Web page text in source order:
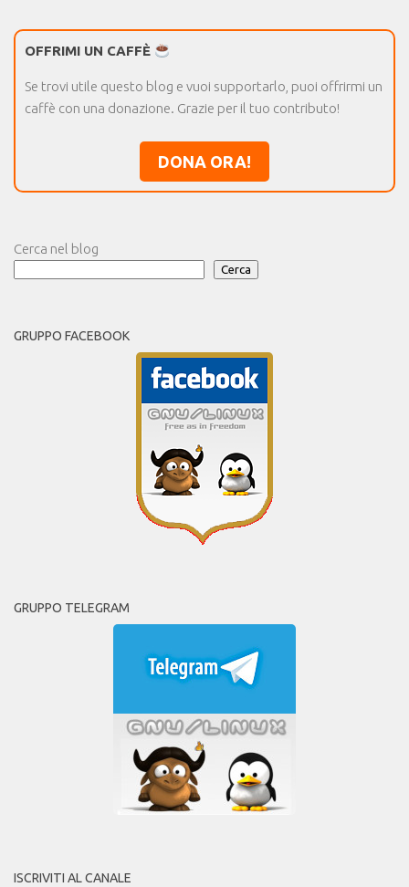
OFFRIMI UN CAFFÈ
Se trovi utile questo blog e vuoi supportarlo, puoi offrirmi un
caffè con una donazione. Grazie per il tuo contributo!
DONA ORA!
Cerca nel blog
Cerca
GRUPPO FACEBOOK
GRUPPO TELEGRAM
ISCRIVITI AL CANALE